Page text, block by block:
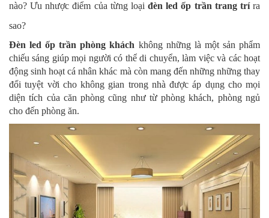
nào? Ưu nhược điểm của từng loạiđèn led ốp trần trang tríra
sao?
Đèn led ốp trần phòng khách không những là một sản phẩm
chiếu sáng giúp mọi người có thể di chuyển, làm việc và các hoạt
động sinh hoạt cá nhân khác mà còn mang đến những những thay
đổi tuyệt vời cho không gian trong nhà được áp dụng cho mọi
diện tích của căn phòng cũng như từ phòng khách, phòng ngủ
cho đến phòng ăn.